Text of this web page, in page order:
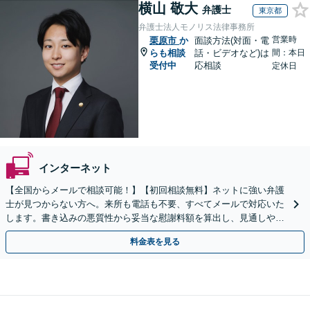
横山 敬大 弁護士 東京都
弁護士法人モノリス法律事務所
栗原市 か
らも相談
受付中
面談方法(対面・電
話・ビデオなど)は
応相談
営業時
間：本日
定休日
インターネット
【全国からメールで相談可能！】【初回相談無料】ネットに強い弁護
士が見つからない方へ。来所も電話も不要、すべてメールで対応いた
します。書き込みの悪質性から妥当な慰謝料額を算出し、見通しや費
用面のリスクも包み隠さずお伝えしサポートします。
料金表を見る